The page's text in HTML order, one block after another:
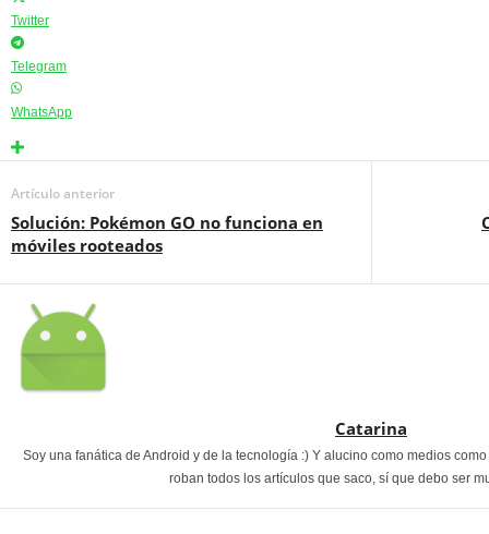
Twitter
Telegram
WhatsApp
Artículo anterior
Solución: Pokémon GO no funciona en
móviles rooteados
Catarina
Soy una fanática de Android y de la tecnología :) Y alucino como medios
roban todos los artículos que saco, sí que debo ser